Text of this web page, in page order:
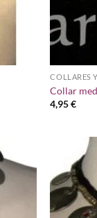
COLLARES
Collar
4,95€
Añadir